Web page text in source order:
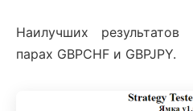
Наилучших
парах GBPCHF и GBPJPY.